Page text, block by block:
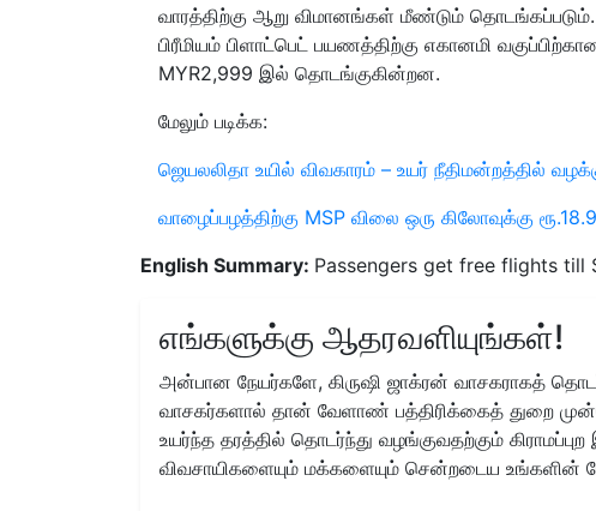
வாரத்திற்கு ஆறு விமானங்கள் மீண்டும்
பிரீமியம் பிளாட்பெட் பயணத்திற்கு எகானமி
MYR2,999 இல் தொடங்குகின்றன.
மேலும் படிக்க:
ஜெயலலிதா உயில் விவகாரம் – உயர் நீதிமன்றத்தில்
வாழைப்பழத்திற்கு MSP விலை ஒரு கிலோவுக்கு
English Summary: Passengers get free flights till
எங்களுக்கு ஆதரவளியுங்கள்!
அன்பான நேயர்களே, கிருஷி ஜாக்ரன் வாசகராகத்
வாசகர்களால் தான் வேளாண் பத்திரிக்கைத் துறை
உயர்ந்த தரத்தில் தொடர்ந்து வழங்குவதற்கும்
விவசாயிகளையும் மக்களையும் சென்றடைய உங்களின்